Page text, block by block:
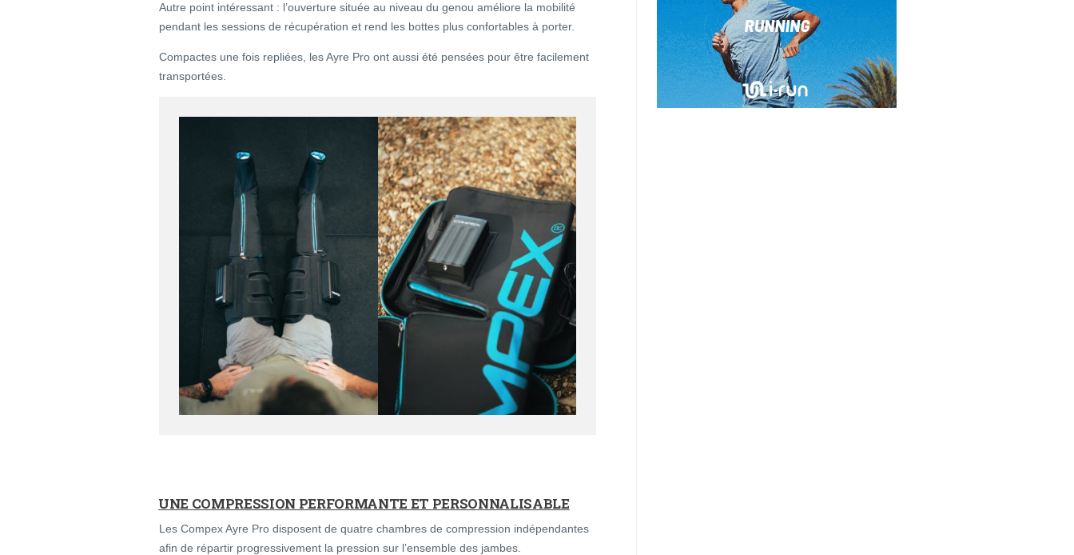
Autre point intéressant : l’ouverture située au niveau du genou améliore la mobilité
pendant les sessions de récupération et rend les bottes plus confortables à porter.
Compactes une fois repliées, les Ayre Pro ont aussi été pensées pour être facilement
transportées.
UNE COMPRESSION PERFORMANTE ET PERSONNALISABLE
Les Compex Ayre Pro disposent de quatre chambres de compression indépendantes
afin de répartir progressivement la pression sur l’ensemble des jambes.